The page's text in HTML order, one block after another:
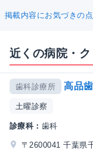
掲載内容にお気づきの
近くの病院・
歯科診療所 高品
土曜診察
診療科： 歯科
〒2600041 千葉県